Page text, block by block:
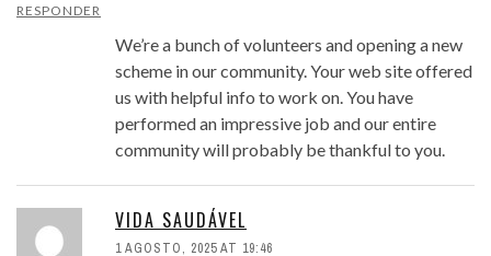
RESPONDER
We’re a bunch of volunteers and opening a new
scheme in our community. Your web site offered
us with helpful info to work on. You have
performed an impressive job and our entire
community will probably be thankful to you.
VIDA SAUDÁVEL
1 AGOSTO, 2025 AT 19:46